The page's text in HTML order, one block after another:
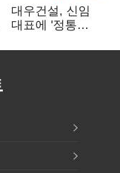
대우건설, 신임
대표에 '정통
부사장 내정